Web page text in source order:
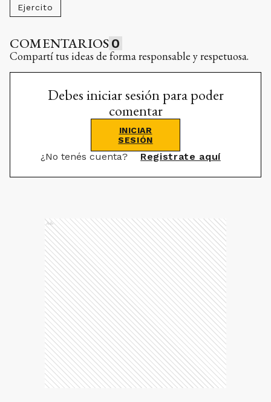
Ejercito
COMENTARIOS 0
Compartí tus ideas de forma responsable y respetuosa.
Debes iniciar sesión para poder
comentar
INICIAR
SESIÓN
¿No tenés cuenta? Registrate aquí
Ads